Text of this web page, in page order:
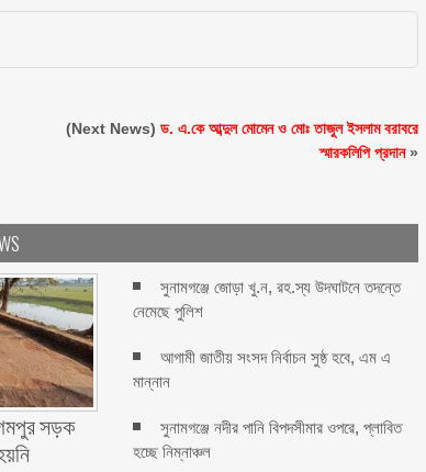
(Next News)ড. এ.কে আব্দুল মোমেন ও মোঃ তাজুল ইসলাম বরাবরে
স্মারকলিপি প্রদান»
সড়ক
সুনামগঞ্জে জোড়া খু.ন, রহ.স্য উদঘাটনে তদন্তে
নেমেছে পুলিশ
আগামী জাতীয় সংসদ নির্বাচন সুষ্ঠ হবে, এম এ
মান্নান
সুনামগঞ্জে নদীর পানি বিপদসীমার ওপরে, প্লাবিত
হচ্ছে নিম্নাঞ্চল